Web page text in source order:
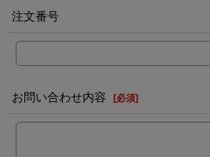
注文番号
お問い合わせ内容 [必須]